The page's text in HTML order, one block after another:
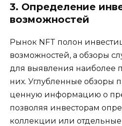
3. Определение
возможностей
Рынок NFT полон
возможностей, а обзоры
для выявления наиболее
них. Углубленные обзоры
ценную информацию о
позволяя инвесторам
коллекции или